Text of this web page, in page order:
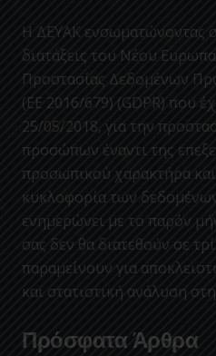
Η ΔΕΥΑΚ ενσωματώνοντας
διατάξεις του Νέου
Προστασίας Δεδομένων
(ΕΕ 2016/679) (GDPR) που
25/05/2018, για την
προσώπων έναντι της
προσωπικού χαρακτήρα
κυκλοφορία των
ενημερώνει με το παρόν
σας δεν θα διατεθούν σε
παραμείνουν για
και στατιστική ανάλυση
Πρόσφατα Άρθρα